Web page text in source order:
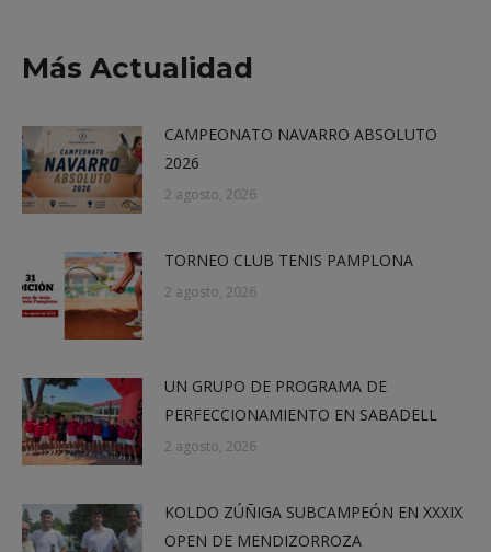
Más Actualidad
CAMPEONATO NAVARRO ABSOLUTO
2026
2 agosto, 2026
TORNEO CLUB TENIS PAMPLONA
2 agosto, 2026
UN GRUPO DE PROGRAMA DE
PERFECCIONAMIENTO EN SABADELL
2 agosto, 2026
KOLDO ZÚÑIGA SUBCAMPEÓN EN XXXIX
OPEN DE MENDIZORROZA